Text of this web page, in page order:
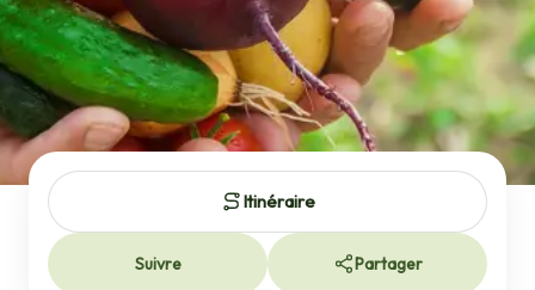
Itinéraire
Suivre Partager